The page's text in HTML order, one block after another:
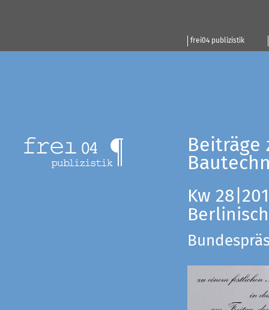
frei04 publizistik
Beiträge
Kw